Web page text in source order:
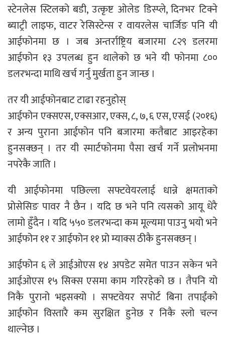
स्टेनलेस स्टिलको बडी, उत्कृष्ट ओलेड डिस्प्ले, दिनभर टिक्ने
ब्याट्री लाइफ, वाटर रेसिस्टेन्स र वायरलेस चार्जिङ पनि यी
आईफोनमा छ । जब अन्तर्राष्ट्रिय बजारमा ८२९ डलरमा
आईफोन १३ उपलब्ध हुन थालेको छ भने यी फोनमा ८००
डलरभन्दा माथि खर्च गर्नु मुर्खता हुन जान्छ ।
तर यी आईफोनबाट टाढा रहनुहोस्
आईफोन एक्सएस, एक्सआर, एक्स, ८, ७, ६ एस, एसई (२०१६)
र अन्य पुराना आईफोन पनि बजारमा कतैबाट आइरहेका
हुनसक्छन् । तर यी स्मार्टफोनमा पैसा खर्च गर्ने प्रलोभनमा
नपरेकै जाति ।
यी आईफोनमा पछिल्ला सफ्टवेयरलाई धान्ने क्षमताको
प्रोसेसिङ पावर नै छैन । यदि छ भने पनि त्यसको आयू धेरै
लामो हुँदैन । यदि ५५० डलरभन्दा कम मूल्यमा पाउनु भयो भने
आईफोन ११ र आईफोन ११ प्रो म्याक्स ठीकै हुनसक्छन् ।
आईफोन ६ ले आईओएस १४ अपडेट समेत पाउन सकेन भने
आईओएस १५ सिक्स एसमा काम गरिरहेको छ । तैपनि यो
निकै पुरानो भइसक्यो । सफ्टवेयर सपोर्ट बिना तपाईंको
आईफोन विस्तारै कम सुरक्षित हुनेछ र निकै स्लो चल्न
थाल्नेछ ।